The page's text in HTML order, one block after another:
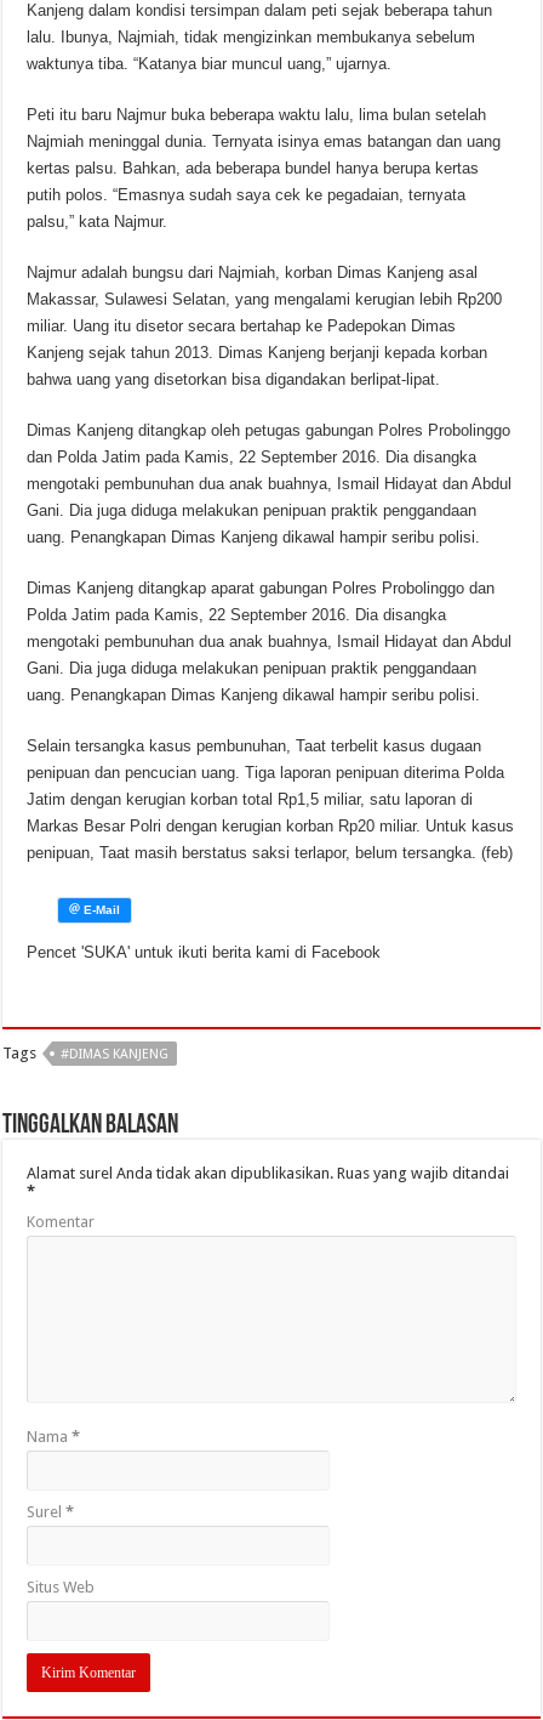
Kanjeng dalam kondisi tersimpan dalam peti sejak beberapa tahun
lalu. Ibunya, Najmiah, tidak mengizinkan membukanya sebelum
waktunya tiba. “Katanya biar muncul uang,” ujarnya.
Peti itu baru Najmur buka beberapa waktu lalu, lima bulan setelah
Najmiah meninggal dunia. Ternyata isinya emas batangan dan uang
kertas palsu. Bahkan, ada beberapa bundel hanya berupa kertas
putih polos. “Emasnya sudah saya cek ke pegadaian, ternyata
palsu,” kata Najmur.
Najmur adalah bungsu dari Najmiah, korban Dimas Kanjeng asal
Makassar, Sulawesi Selatan, yang mengalami kerugian lebih Rp200
miliar. Uang itu disetor secara bertahap ke Padepokan Dimas
Kanjeng sejak tahun 2013. Dimas Kanjeng berjanji kepada korban
bahwa uang yang disetorkan bisa digandakan berlipat-lipat.
Dimas Kanjeng ditangkap oleh petugas gabungan Polres Probolinggo
dan Polda Jatim pada Kamis, 22 September 2016. Dia disangka
mengotaki pembunuhan dua anak buahnya, Ismail Hidayat dan Abdul
Gani. Dia juga diduga melakukan penipuan praktik penggandaan
uang. Penangkapan Dimas Kanjeng dikawal hampir seribu polisi.
Dimas Kanjeng ditangkap aparat gabungan Polres Probolinggo dan
Polda Jatim pada Kamis, 22 September 2016. Dia disangka
mengotaki pembunuhan dua anak buahnya, Ismail Hidayat dan Abdul
Gani. Dia juga diduga melakukan penipuan praktik penggandaan
uang. Penangkapan Dimas Kanjeng dikawal hampir seribu polisi.
Selain tersangka kasus pembunuhan, Taat terbelit kasus dugaan
penipuan dan pencucian uang. Tiga laporan penipuan diterima Polda
Jatim dengan kerugian korban total Rp1,5 miliar, satu laporan di
Markas Besar Polri dengan kerugian korban Rp20 miliar. Untuk kasus
penipuan, Taat masih berstatus saksi terlapor, belum tersangka. (feb)
Pencet 'SUKA' untuk ikuti berita kami di Facebook
Tags #DIMAS KANJENG
Tinggalkan Balasan
Alamat surel Anda tidak akan dipublikasikan. Ruas yang wajib ditandai
*
Komentar
Nama*
Surel*
Situs Web